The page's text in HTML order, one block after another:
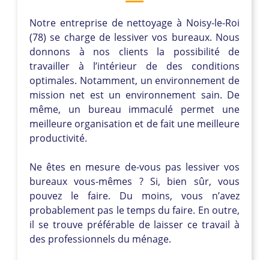
Notre entreprise de nettoyage à Noisy-le-Roi
(78) se charge de lessiver vos bureaux. Nous
donnons à nos clients la possibilité de
travailler à l’intérieur de des conditions
optimales. Notamment, un environnement de
mission net est un environnement sain. De
même, un bureau immaculé permet une
meilleure organisation et de fait une meilleure
productivité.
Ne êtes en mesure de-vous pas lessiver vos
bureaux vous-mêmes ? Si, bien sûr, vous
pouvez le faire. Du moins, vous n’avez
probablement pas le temps du faire. En outre,
il se trouve préférable de laisser ce travail à
des professionnels du ménage.